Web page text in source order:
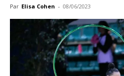
Par Elisa Cohen - 08/06/2023